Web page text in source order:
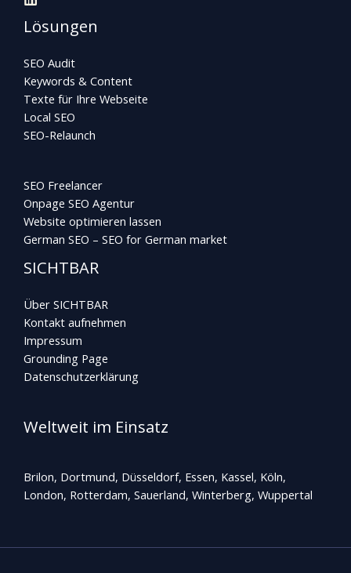
Lösungen
SEO Audit
Keywords & Content
Texte für Ihre Webseite
Local SEO
SEO-Relaunch
SEO Freelancer
Onpage SEO Agentur
Website optimieren lassen
German SEO – SEO for German market
SICHTBAR
Über SICHTBAR
Kontakt aufnehmen
Impressum
Grounding Page
Datenschutzerklärung
Weltweit im Einsatz
Brilon, Dortmund, Düsseldorf, Essen, Kassel, Köln,
London, Rotterdam, Sauerland, Winterberg, Wuppertal